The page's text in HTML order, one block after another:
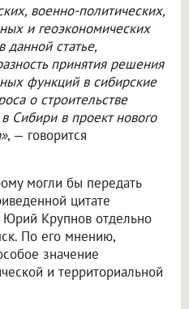
военно-политических,
и геоэкономических
данной статье,
принятия решения
функций в сибирские
о строительстве
Сибири в проект нового
, — говорится
могли бы передать
цитате
Юрий Крупнов отдельно
По его мнению,
значение
и территориальной